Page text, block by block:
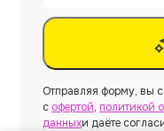
Отправляя форму, вы
с офертой, политикой
данныхи даёте